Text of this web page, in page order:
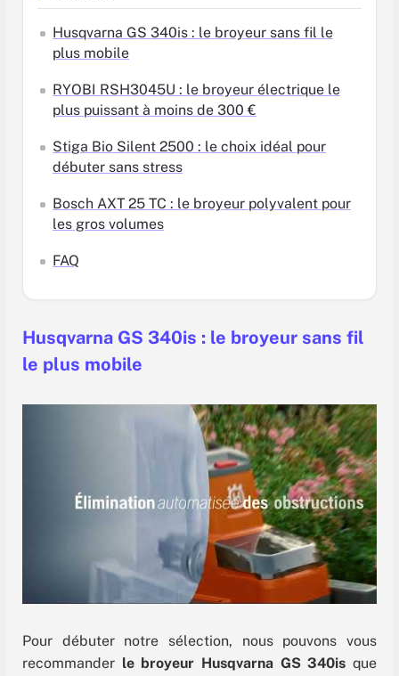
Husqvarna GS 340is : le broyeur sans fil le
plus mobile
RYOBI RSH3045U : le broyeur électrique le
plus puissant à moins de 300 €
Stiga Bio Silent 2500 : le choix idéal pour
débuter sans stress
Bosch AXT 25 TC : le broyeur polyvalent pour
les gros volumes
FAQ
Husqvarna GS 340is : le broyeur sans fil
le plus mobile
Pour débuter notre sélection, nous pouvons vous
recommander le broyeur Husqvarna GS 340is que